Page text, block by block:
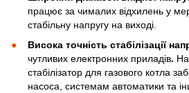
працює за чималих відхилень у
стабільну напругу на виході.
Висока точність стабілізації
чутливих електронних приладів.
стабілізатор для газового котла
насоса, системам автоматики та